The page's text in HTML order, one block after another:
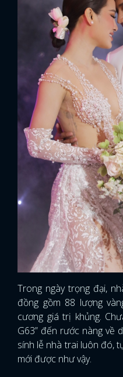
Trong ngày trọng đại,
đồng gồm 88 lượng
cương giá trị khủng.
G63” đến rước nàng về
sính lễ nhà trai luôn đó,
mới được như vậy.